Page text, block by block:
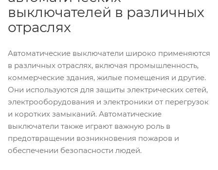
выключателей в различных
отраслях
Автоматические выключатели широко применяются
в различных отраслях, включая промышленность,
коммерческие здания, жилые помещения и другие.
Они используются для защиты электрических сетей,
электрооборудования и электроники от перегрузок
и коротких замыканий. Автоматические
выключатели также играют важную роль в
предотвращении возникновения пожаров и
обеспечении безопасности людей.